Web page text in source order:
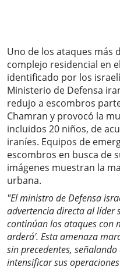
Uno de los ataques más
complejo residencial en
identificado por los
Ministerio de Defensa
redujo a escombros
Chamran y provocó la
incluidos 20 niños, de
iraníes. Equipos de
escombros en busca de
imágenes muestran la
urbana.
"El ministro de Defensa
advertencia directa al líder
continúan los ataques con
arderá'. Esta amenaza
sin precedentes,
intensificar sus